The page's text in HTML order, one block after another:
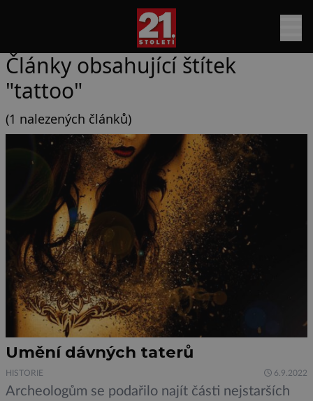
Články obsahující štítek
"tattoo"
(1 nalezených článků)
Umění dávných taterů
HISTORIE 6.9.2022
Archeologům se podařilo najít části nejstarších